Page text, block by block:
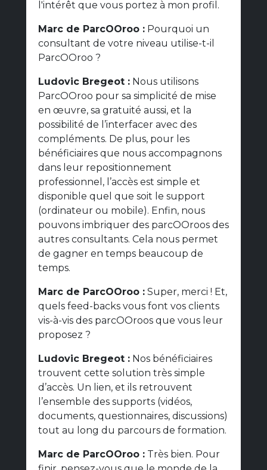
l'intérêt que vous portez à mon profil.
Marc de ParcOOroo : Pourquoi un
consultant de votre niveau utilise-t-il
ParcOOroo ?
Ludovic Bregeot : Nous utilisons
ParcOOroo pour sa simplicité de mise
en œuvre, sa gratuité aussi, et la
possibilité de l’interfacer avec des
compléments. De plus, pour les
bénéficiaires que nous accompagnons
dans leur repositionnement
professionnel, l’accès est simple et
disponible quel que soit le support
(ordinateur ou mobile). Enfin, nous
pouvons imbriquer des parcOOroos des
autres consultants. Cela nous permet
de gagner en temps beaucoup de
temps.
Marc de ParcOOroo : Super, merci ! Et,
quels feed-backs vous font vos clients
vis-à-vis des parcOOroos que vous leur
proposez ?
Ludovic Bregeot : Nos bénéficiaires
trouvent cette solution très simple
d’accès. Un lien, et ils retrouvent
l’ensemble des supports (vidéos,
documents, questionnaires, discussions)
tout au long du parcours de formation.
Marc de ParcOOroo : Très bien. Pour